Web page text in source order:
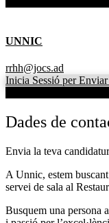
UNNIC
rrhh@jocs.ad
Inicia Sessió per
Dades de
Envia la teva
A Unnic, estem
servei de sala al
Busquem una persona